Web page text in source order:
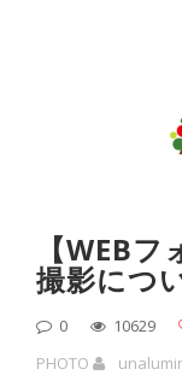
【WEB
撮影につ
0 10629
PHOTO